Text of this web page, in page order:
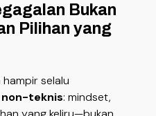
Bukan
Pilihan yang
selalu
non-teknis: mindset,